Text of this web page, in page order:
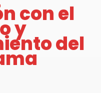
con el
y
del